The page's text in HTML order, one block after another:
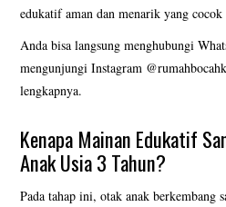
VIDEO BONEKA JUMBO
edukatif aman dan menarik yang
Anda bisa langsung menghubungi
mengunjungi Instagram
lengkapnya.
Kenapa Mainan Edukatif
Anak Usia 3 Tahun?
Pada tahap ini, otak anak berkembang